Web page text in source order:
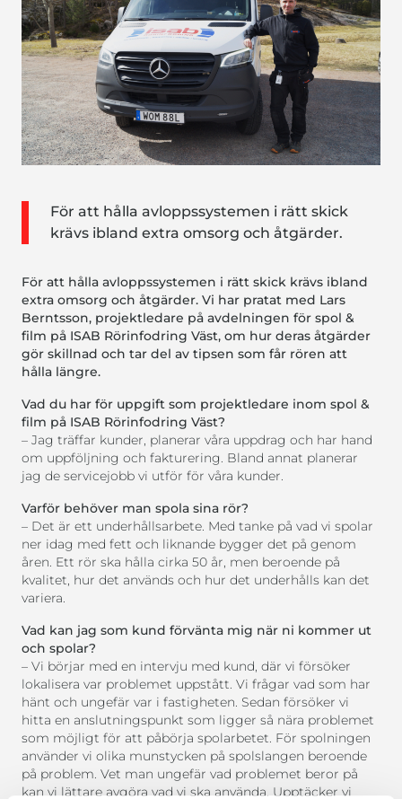
För att hålla avloppssystemen i rätt skick
krävs ibland extra omsorg och åtgärder.
För att hålla avloppssystemen i rätt skick krävs ibland
extra omsorg och åtgärder. Vi har pratat med Lars
Berntsson, projektledare på avdelningen för spol &
film på ISAB Rörinfodring Väst, om hur deras åtgärder
gör skillnad och tar del av tipsen som får rören att
hålla längre.
Vad du har för uppgift som projektledare inom spol &
film på ISAB Rörinfodring Väst?
– Jag träffar kunder, planerar våra uppdrag och har hand
om uppföljning och fakturering. Bland annat planerar
jag de servicejobb vi utför för våra kunder.
Varför behöver man spola sina rör?
– Det är ett underhållsarbete. Med tanke på vad vi spolar
ner idag med fett och liknande bygger det på genom
åren. Ett rör ska hålla cirka 50 år, men beroende på
kvalitet, hur det används och hur det underhålls kan det
variera.
Vad kan jag som kund förvänta mig när ni kommer ut
och spolar?
– Vi börjar med en intervju med kund, där vi försöker
lokalisera var problemet uppstått. Vi frågar vad som har
hänt och ungefär var i fastigheten. Sedan försöker vi
hitta en anslutningspunkt som ligger så nära problemet
som möjligt för att påbörja spolarbetet. För spolningen
använder vi olika munstycken på spolslangen beroende
på problem. Vet man ungefär vad problemet beror på
kan vi lättare avgöra vad vi ska använda. Upptäcker vi